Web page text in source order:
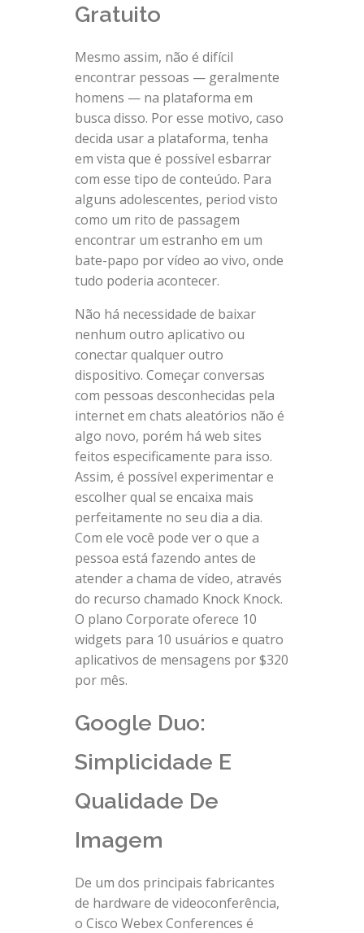
Gratuito
Mesmo assim, não é difícil
encontrar pessoas — geralmente
homens — na plataforma em
busca disso. Por esse motivo, caso
decida usar a plataforma, tenha
em vista que é possível esbarrar
com esse tipo de conteúdo. Para
alguns adolescentes, period visto
como um rito de passagem
encontrar um estranho em um
bate-papo por vídeo ao vivo, onde
tudo poderia acontecer.
Não há necessidade de baixar
nenhum outro aplicativo ou
conectar qualquer outro
dispositivo. Começar conversas
com pessoas desconhecidas pela
internet em chats aleatórios não é
algo novo, porém há web sites
feitos especificamente para isso.
Assim, é possível experimentar e
escolher qual se encaixa mais
perfeitamente no seu dia a dia.
Com ele você pode ver o que a
pessoa está fazendo antes de
atender a chama de vídeo, através
do recurso chamado Knock Knock.
O plano Corporate oferece 10
widgets para 10 usuários e quatro
aplicativos de mensagens por $320
por mês.
Google Duo:
Simplicidade E
Qualidade De
Imagem
De um dos principais fabricantes
de hardware de videoconferência,
o Cisco Webex Conferences é